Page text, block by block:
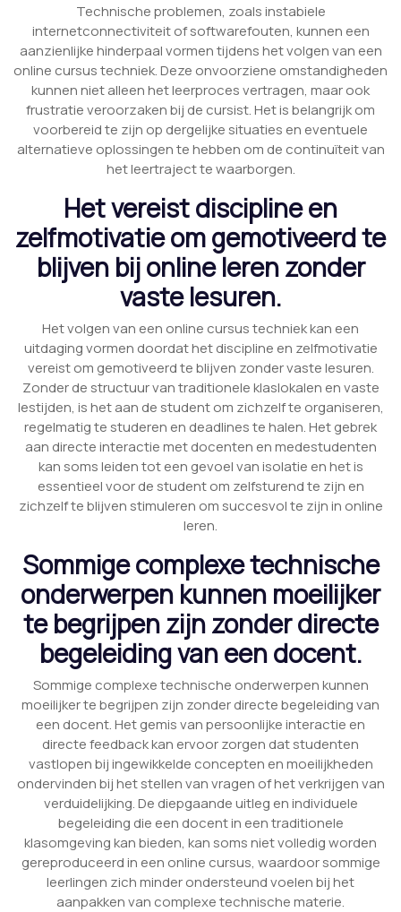
Technische problemen, zoals instabiele
internetconnectiviteit of softwarefouten, kunnen een
aanzienlijke hinderpaal vormen tijdens het volgen van een
online cursus techniek. Deze onvoorziene omstandigheden
kunnen niet alleen het leerproces vertragen, maar ook
frustratie veroorzaken bij de cursist. Het is belangrijk om
voorbereid te zijn op dergelijke situaties en eventuele
alternatieve oplossingen te hebben om de continuïteit van
het leertraject te waarborgen.
Het vereist discipline en
zelfmotivatie om gemotiveerd te
blijven bij online leren zonder
vaste lesuren.
Het volgen van een online cursus techniek kan een
uitdaging vormen doordat het discipline en zelfmotivatie
vereist om gemotiveerd te blijven zonder vaste lesuren.
Zonder de structuur van traditionele klaslokalen en vaste
lestijden, is het aan de student om zichzelf te organiseren,
regelmatig te studeren en deadlines te halen. Het gebrek
aan directe interactie met docenten en medestudenten
kan soms leiden tot een gevoel van isolatie en het is
essentieel voor de student om zelfsturend te zijn en
zichzelf te blijven stimuleren om succesvol te zijn in online
leren.
Sommige complexe technische
onderwerpen kunnen moeilijker
te begrijpen zijn zonder directe
begeleiding van een docent.
Sommige complexe technische onderwerpen kunnen
moeilijker te begrijpen zijn zonder directe begeleiding van
een docent. Het gemis van persoonlijke interactie en
directe feedback kan ervoor zorgen dat studenten
vastlopen bij ingewikkelde concepten en moeilijkheden
ondervinden bij het stellen van vragen of het verkrijgen van
verduidelijking. De diepgaande uitleg en individuele
begeleiding die een docent in een traditionele
klasomgeving kan bieden, kan soms niet volledig worden
gereproduceerd in een online cursus, waardoor sommige
leerlingen zich minder ondersteund voelen bij het
aanpakken van complexe technische materie.